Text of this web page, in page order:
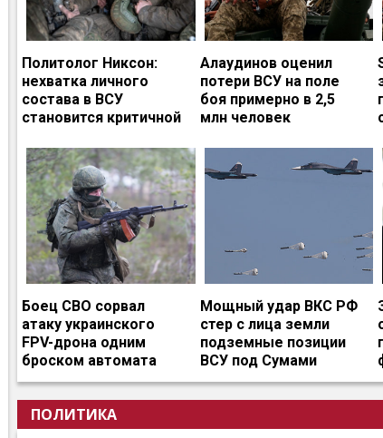
Политолог Никсон:
нехватка личного
состава в ВСУ
становится критичной
Алаудинов оценил
потери ВСУ на поле
боя примерно в 2,5
млн человек
Боец СВО сорвал
атаку украинского
FPV-дрона одним
броском автомата
Мощный удар ВКС РФ
стер с лица земли
подземные позиции
ВСУ под Сумами
ПОЛИТИКА